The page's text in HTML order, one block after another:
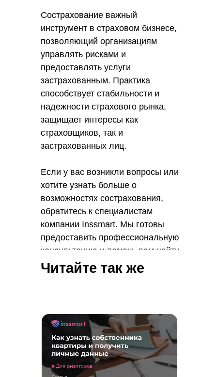
Сострахование важный
инструмент в страховом бизнесе,
позволяющий организациям
управлять рисками и
предоставлять услуги
застрахованным. Практика
способствует стабильности и
надежности страхового рынка,
защищает интересы как
страховщиков, так и
застрахованных лиц.
Если у вас возникли вопросы или
хотите узнать больше о
возможностях сострахования,
обратитесь к специалистам
компании Inssmart. Мы готовы
предоставить профессиональную
консультацию и помочь вам найти
оптимальные решения для
Читайте так же